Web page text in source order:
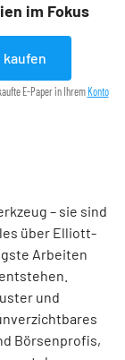
im Fokus
kaufen
E-Paper in Ihrem Konto
– sie sind
über Elliott-
Arbeiten
und
Börsenprofis,